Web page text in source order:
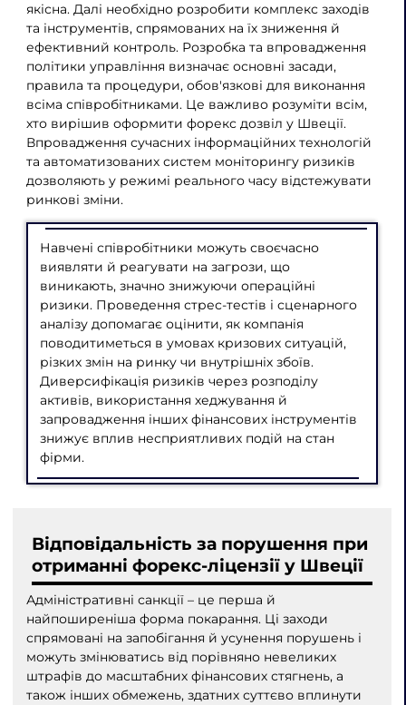
якісна. Далі необхідно розробити комплекс заходів
та інструментів, спрямованих на їх зниження й
ефективний контроль. Розробка та впровадження
політики управління визначає основні засади,
правила та процедури, обов'язкові для виконання
всіма співробітниками. Це важливо розуміти всім,
хто вирішив оформити форекс дозвіл у Швеції.
Впровадження сучасних інформаційних технологій
та автоматизованих систем моніторингу ризиків
дозволяють у режимі реального часу відстежувати
ринкові зміни.
Навчені співробітники можуть своєчасно
виявляти й реагувати на загрози, що
виникають, значно знижуючи операційні
ризики. Проведення стрес-тестів і сценарного
аналізу допомагає оцінити, як компанія
поводитиметься в умовах кризових ситуацій,
різких змін на ринку чи внутрішніх збоїв.
Диверсифікація ризиків через розподілу
активів, використання хеджування й
запровадження інших фінансових інструментів
знижує вплив несприятливих подій на стан
фірми.
Відповідальність за порушення при
отриманні форекс-ліцензії у Швеції
Адміністративні санкції – це перша й
найпоширеніша форма покарання. Ці заходи
спрямовані на запобігання й усунення порушень і
можуть змінюватись від порівняно невеликих
штрафів до масштабних фінансових стягнень, а
також інших обмежень, здатних суттєво вплинути